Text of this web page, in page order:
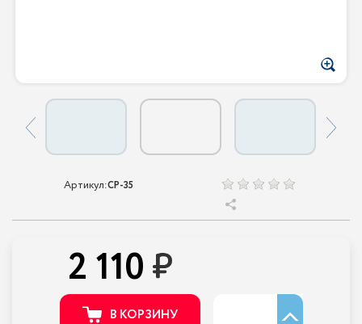
Артикул:CP-35
2 110
В КОРЗИНУ